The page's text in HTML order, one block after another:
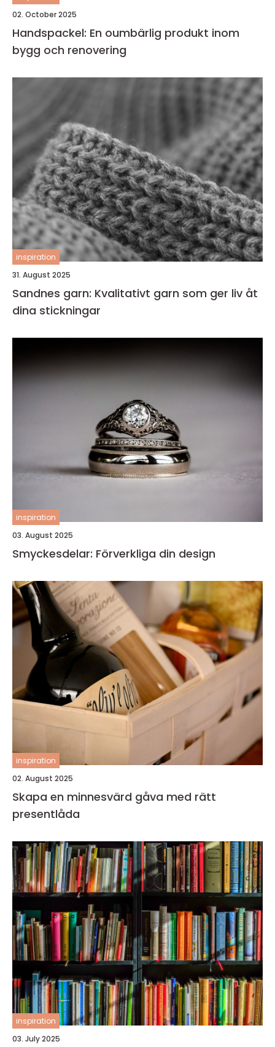
02. October 2025
Handspackel: En oumbärlig produkt inom
bygg och renovering
inspiration
31. August 2025
Sandnes garn: Kvalitativt garn som ger liv åt
dina stickningar
inspiration
03. August 2025
Smyckesdelar: Förverkliga din design
inspiration
02. August 2025
Skapa en minnesvärd gåva med rätt
presentlåda
inspiration
03. July 2025